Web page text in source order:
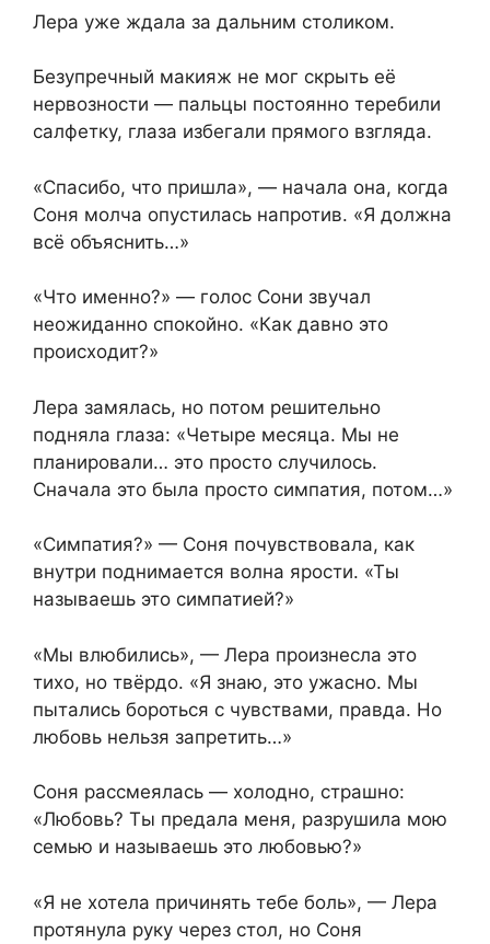
Лера уже ждала за дальним столиком.
Безупречный макияж не мог скрыть её
нервозности — пальцы постоянно теребили
салфетку, глаза избегали прямого взгляда.
«Спасибо, что пришла», — начала она, когда
Соня молча опустилась напротив. «Я должна
всё объяснить…»
«Что именно?» — голос Сони звучал
неожиданно спокойно. «Как давно это
происходит?»
Лера замялась, но потом решительно
подняла глаза: «Четыре месяца. Мы не
планировали… это просто случилось.
Сначала это была просто симпатия, потом…»
«Симпатия?» — Соня почувствовала, как
внутри поднимается волна ярости. «Ты
называешь это симпатией?»
«Мы влюбились», — Лера произнесла это
тихо, но твёрдо. «Я знаю, это ужасно. Мы
пытались бороться с чувствами, правда. Но
любовь нельзя запретить…»
Соня рассмеялась — холодно, страшно:
«Любовь? Ты предала меня, разрушила мою
семью и называешь это любовью?»
«Я не хотела причинять тебе боль», — Лера
протянула руку через стол, но Соня